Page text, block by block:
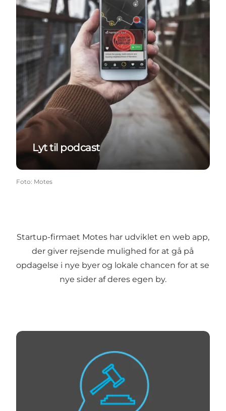
Lyt til podcast
Foto: Motes
Startup-firmaet Motes har udviklet en web app,
der giver rejsende mulighed for at gå på
opdagelse i nye byer og lokale chancen for at se
nye sider af deres egen by.